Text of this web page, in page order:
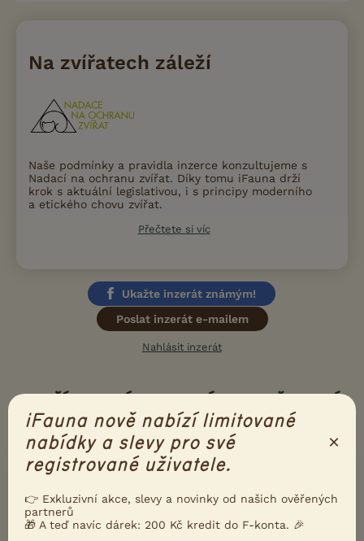
Na zvířatech záleží
Naše podmínky a pravidla inzerce konzultujeme s
Nadací na ochranu zvířat. Díky tomu iFauna drží
krok s aktuální legislativou, i s principy moderního
a etického chovu zvířat.
Přečtete si víc
Ukažte inzerát známým!
Poslat inzerát e-mailem
Nahlásit inzerát
OVČÁK
PRODÁM
2 pejsci k odběru
iFauna nově nabízí limitované
nabídky a slevy pro své
registrované uživatele.
×
👉 Exkluzivní akce, slevy a novinky od našich ověřených
partnerů
🎁 A teď navíc dárek: 200 Kč kredit do F-konta. 🎉